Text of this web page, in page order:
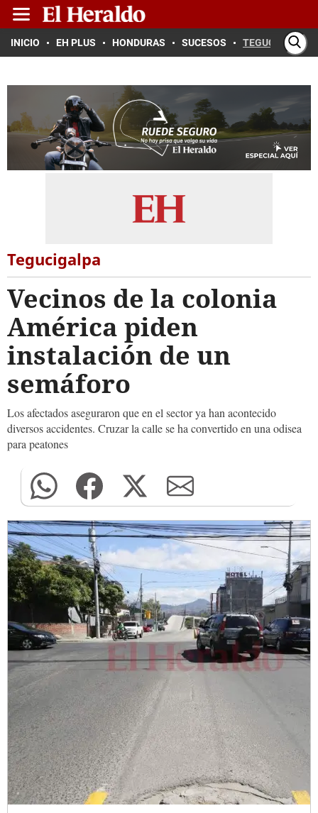
INICIO EH PLUS HONDURAS SUCESOS TEGUCIGALPA
Tegucigalpa
Vecinos de la colonia
América piden
instalación de un
semáforo
Los afectados aseguraron que en el sector ya han acontecido
diversos accidentes. Cruzar la calle se ha convertido en una odisea
para peatones